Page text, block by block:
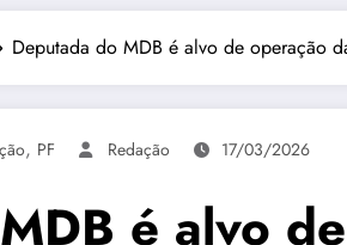
Deputada do MDB é alvo de operação
, PF Redação 17/03/2026
é alvo